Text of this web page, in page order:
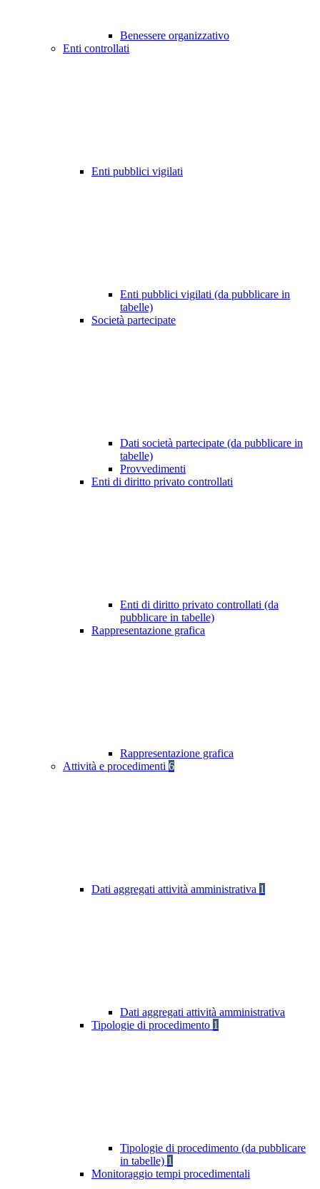
Benessere organizzativo
Enti controllati
Enti pubblici vigilati
Enti pubblici vigilati (da pubblicare in
tabelle)
Società partecipate
Dati società partecipate (da pubblicare in
tabelle)
Provvedimenti
Enti di diritto privato controllati
Enti di diritto privato controllati (da
pubblicare in tabelle)
Rappresentazione grafica
Rappresentazione grafica
Attività e procedimenti 6
Dati aggregati attività amministrativa 1
Dati aggregati attività amministrativa
Tipologie di procedimento 1
Tipologie di procedimento (da pubblicare
in tabelle) 1
Monitoraggio tempi procedimentali